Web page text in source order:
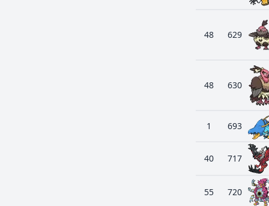
48 629
48 630
1 693
40 717
55 720